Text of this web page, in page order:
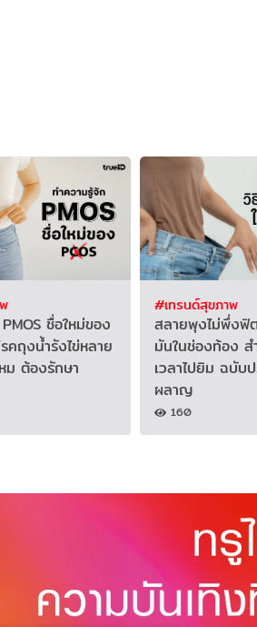
ชื่อใหม่ของ
คถุงน้ำรังไข่หลาย
ม ต้องรักษา
#เทรนด์สุขภาพ
สลายพุงไม่พึ่งฟิ
มันในช่องท้อง ส
เวลาไปยิม ฉบับ
ผลาญ
160